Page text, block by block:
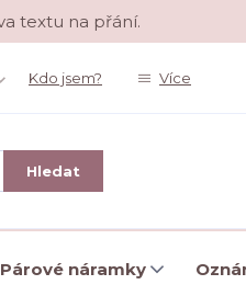
textu na přání.
Kdo jsem? Více
Hledat
Párové náramky